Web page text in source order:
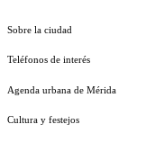
Sobre la ciudad
Teléfonos de interés
Agenda urbana de Mérida
Cultura y festejos